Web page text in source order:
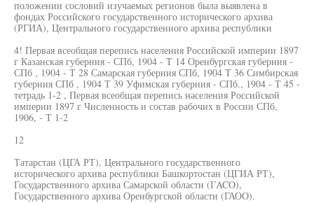
положении сословий изучаемых регионов была выявлена в
фондах Российского государственного исторического архива
(РГИА), Центрального государственного архива республики
4! Первая всеобщая перепись населения Российской империи 1897
г Казанская губерния - СПб, 1904 - T 14 Оренбургская губерния -
СПб , 1904 - Т 28 Самарская губерния СПб, 1904 T 36 Симбирская
губерния СПб , 1904 Т 39 Уфимская губерния - СПб., 1904 - Т 45 -
тетрадь 1-2 , Первая всеобщая перепись населения Российской
империи 1897 г Численность и состав рабочих в России СПб,
1906, - Т 1-2
12
Татарстан (ЦГА РТ), Центрального государственного
исторического архива республики Башкортостан (ЦГИА РТ),
Государственного архива Самарской области (ГACO),
Государственного архива Оренбургской области (ГАОО).